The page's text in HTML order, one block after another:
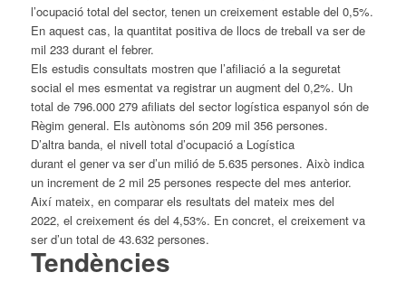
l’ocupació total del sector, tenen un creixement estable del 0,5%.
En aquest cas, la quantitat positiva de llocs de treball va ser de
mil 233 durant el febrer.
Els estudis consultats mostren que l’afiliació a la seguretat
social el mes esmentat va registrar un augment del 0,2%. Un
total de 796.000 279 afiliats del sectorlogística espanyol són de
Règim general. Els autònoms són 209 mil 356 persones.
D’altra banda, el nivell total d’ocupació a Logística
durant el gener va ser d’un milió de 5.635 persones. Això indica
un increment de 2 mil 25 persones respecte del mes anterior.
Així mateix, en comparar els resultats del mateix mes del
2022, el creixement és del 4,53%. En concret, el creixement va
ser d’un total de 43.632 persones.
Tendències